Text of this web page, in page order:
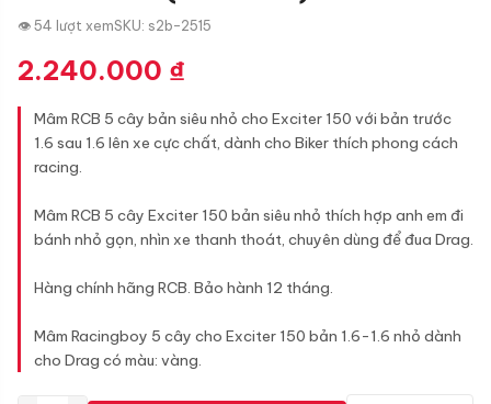
👁 54 lượt xemSKU: s2b-2515
2.240.000 ₫
Mâm RCB 5 cây bản siêu nhỏ cho Exciter 150 với bản trước
1.6 sau 1.6 lên xe cực chất, dành cho Biker thích phong cách
racing.
Mâm RCB 5 cây Exciter 150 bản siêu nhỏ thích hợp anh em đi
bánh nhỏ gọn, nhìn xe thanh thoát, chuyên dùng để đua Drag.
Hàng chính hãng RCB. Bảo hành 12 tháng.
Mâm Racingboy 5 cây cho Exciter 150 bản 1.6-1.6 nhỏ dành
cho Drag có màu: vàng.